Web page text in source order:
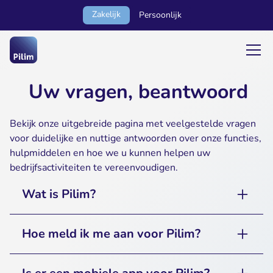
Zakelijk Persoonlijk
Uw vragen, beantwoord
Bekijk onze uitgebreide pagina met veelgestelde vragen
voor duidelijke en nuttige antwoorden over onze functies,
hulpmiddelen en hoe we u kunnen helpen uw
bedrijfsactiviteiten te vereenvoudigen.
Wat is Pilim?
productiviteitsbeheer die is ontworpen om
organisatorische taken zoals projectbeheer,
Hoe meld ik me aan voor Pilim?